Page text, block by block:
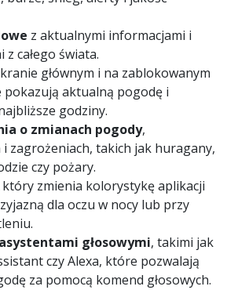
z aktualnymi informacjami i
całego świata.
głównym i na zablokowanym
aktualną pogodę i
godziny.
o zmianach pogody,
zagrożeniach, takich jak huragany,
czy pożary.
który zmienia kolorystykę aplikacji
dla oczu w nocy lub przy
głosowymi, takimi jak
czy Alexa, które pozwalają
za pomocą komend głosowych.